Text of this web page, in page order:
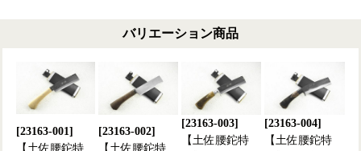
バリエーション商品
[23163-001]
【土佐腰鉈特
[23163-002]
【土佐腰鉈特
[23163-003]
【土佐腰鉈特
[23163-004]
【土佐腰鉈特